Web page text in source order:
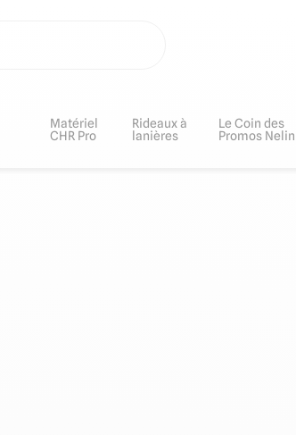
Matériel
CHR Pro
Rideaux à
lanières
Le Coin des
Promos